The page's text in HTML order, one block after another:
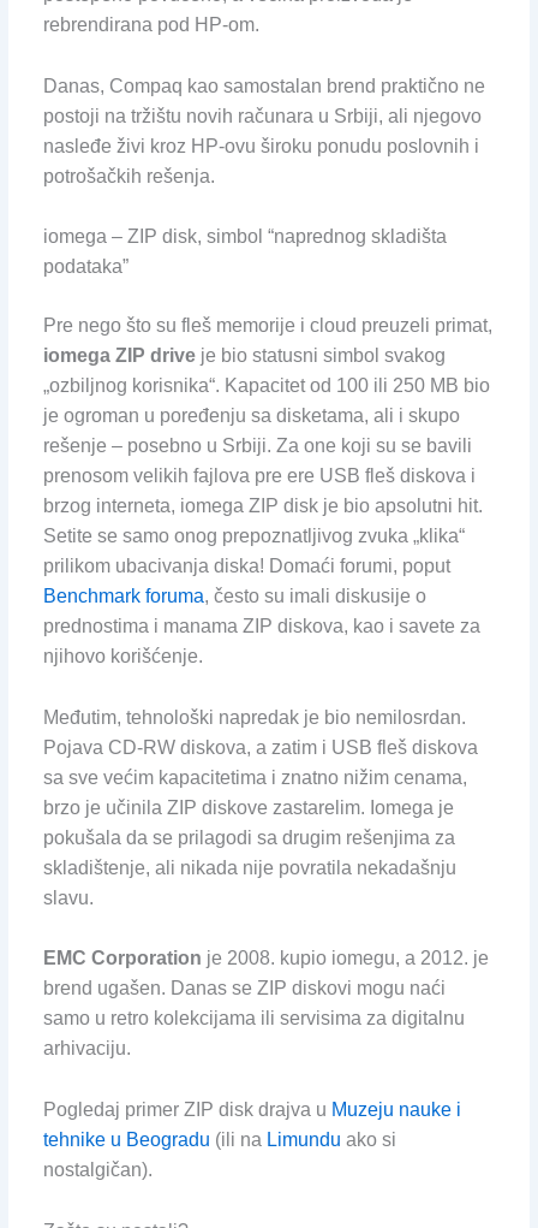
rebrendirana pod HP-om.
Danas, Compaq kao samostalan brend praktično ne
postoji na tržištu novih računara u Srbiji, ali njegovo
nasleđe živi kroz HP-ovu široku ponudu poslovnih i
potrošačkih rešenja.
iomega – ZIP disk, simbol “naprednog skladišta
podataka”
Pre nego što su fleš memorije i cloud preuzeli primat,
iomega ZIP driveje bio statusni simbol svakog
„ozbiljnog korisnika“. Kapacitet od 100 ili 250 MB bio
je ogroman u poređenju sa disketama, ali i skupo
rešenje – posebno u Srbiji. Za one koji su se bavili
prenosom velikih fajlova pre ere USB fleš diskova i
brzog interneta, iomega ZIP disk je bio apsolutni hit.
Setite se samo onog prepoznatljivog zvuka „klika“
prilikom ubacivanja diska! Domaći forumi, poput
Benchmark foruma, često su imali diskusije o
prednostima i manama ZIP diskova, kao i savete za
njihovo korišćenje.
Međutim, tehnološki napredak je bio nemilosrdan.
Pojava CD-RW diskova, a zatim i USB fleš diskova
sa sve većim kapacitetima i znatno nižim cenama,
brzo je učinila ZIP diskove zastarelim. Iomega je
pokušala da se prilagodi sa drugim rešenjima za
skladištenje, ali nikada nije povratila nekadašnju
slavu.
EMC Corporation je 2008. kupio iomegu, a 2012. je
brend ugašen. Danas se ZIP diskovi mogu naći
samo u retro kolekcijama ili servisima za digitalnu
arhivaciju.
Pogledaj primer ZIP disk drajva u Muzeju nauke i
tehnike u Beogradu (ili na Limundu ako si
nostalgičan).